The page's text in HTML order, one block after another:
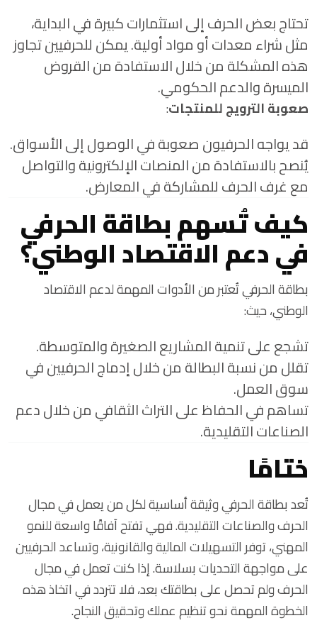
تحتاج بعض الحرف إلى استثمارات كبيرة في البداية،
مثل شراء معدات أو مواد أولية. يمكن للحرفيين تجاوز
هذه المشكلة من خلال الاستفادة من القروض
الميسرة والدعم الحكومي.
صعوبة الترويج للمنتجات:
قد يواجه الحرفيون صعوبة في الوصول إلى الأسواق.
يُنصح بالاستفادة من المنصات الإلكترونية والتواصل
مع غرف الحرف للمشاركة في المعارض.
كيف تُسهم بطاقة الحرفي
في دعم الاقتصاد الوطني؟
بطاقة الحرفي تُعتبر من الأدوات المهمة لدعم الاقتصاد
الوطني، حيث:
تشجع على تنمية المشاريع الصغيرة والمتوسطة.
تقلل من نسبة البطالة من خلال إدماج الحرفيين في
سوق العمل.
تساهم في الحفاظ على التراث الثقافي من خلال دعم
الصناعات التقليدية.
ختامًا
تُعد بطاقة الحرفي وثيقة أساسية لكل من يعمل في مجال
الحرف والصناعات التقليدية. فهي تفتح آفاقًا واسعة للنمو
المهني، توفر التسهيلات المالية والقانونية، وتساعد الحرفيين
على مواجهة التحديات بسلاسة. إذا كنت تعمل في مجال
الحرف ولم تحصل على بطاقتك بعد، فلا تتردد في اتخاذ هذه
الخطوة المهمة نحو تنظيم عملك وتحقيق النجاح.